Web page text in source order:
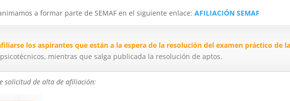
a formar parte de SEMAF en el siguiente enlace:AFILIACIÓN SEMAF
los aspirantes que están a la espera de la resolución del examen práctico de la
mientras que salga publicada la resolución de aptos.
solicitud de alta de afiliación: